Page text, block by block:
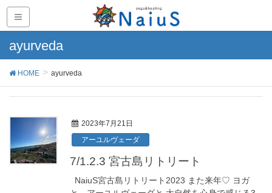
ayurveda
HOME ayurveda
2023年7月21日
アーユルヴェーダ
7/1.2.3 宮古島リトリート
NaiuS宮古島リトリート2023 また来年♡ ヨガ